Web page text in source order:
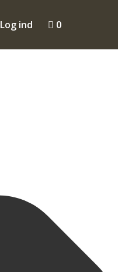
Log ind  0